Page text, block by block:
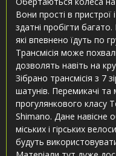
Вони прості в пристрої
здатні пробігти
які впевнено їдуть по
Трансмісія може
дозволять навіть на
Зібрано трансмісія з 7
шатунів. Перемикачі
прогулянкового класу
Shimano. Дане навісне
міських і гірських
будуть